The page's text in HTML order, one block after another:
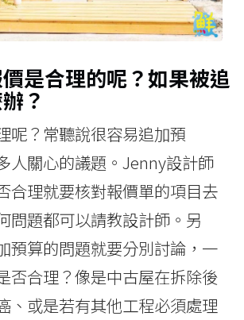
是合理的呢？如果被追
？
呢？常聽說很容易追加預
人關心的議題。Jenny設計師
合理就要核對報價單的項目去
問題都可以請教設計師。另
預算的問題就要分別討論，一
否合理？像是中古屋在拆除後
、或是若有其他工程必須處理